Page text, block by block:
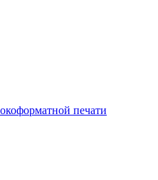
печати